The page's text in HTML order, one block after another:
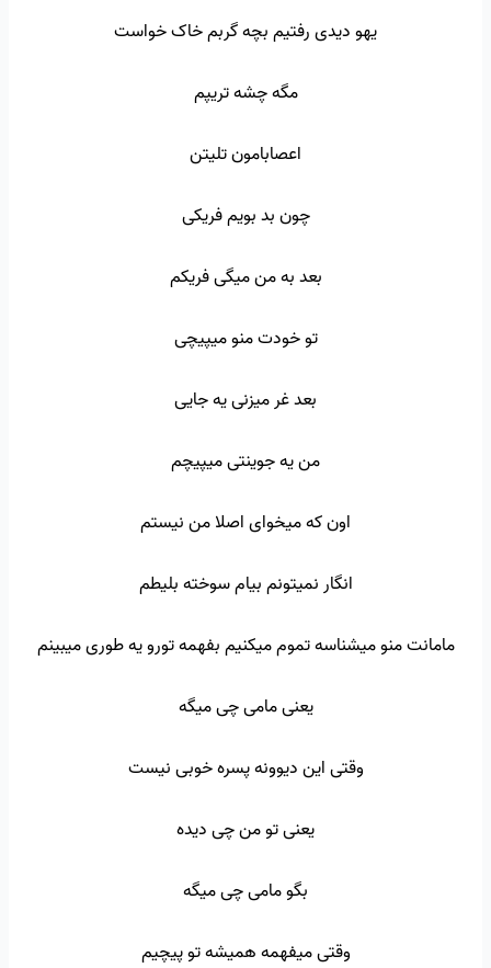
یهو دیدی رفتیم بچه گربم خاک خواست
مگه چشه تریپم
اعصابامون تلیتن
چون بد بویم فریکی
بعد به من میگی فریکم
تو خودت منو میپیچی
بعد غر میزنی یه جایی
من یه جوینتی میپیچم
اون که میخوای اصلا من نیستم
انگار نمیتونم بیام سوخته بلیطم
مامانت منو میشناسه تموم میکنیم بفهمه تورو یه طوری میبینم
یعنی مامی چی میگه
وقتی این دیوونه پسره خوبی نیست
یعنی تو من چی دیده
بگو مامی چی میگه
وقتی میفهمه همیشه تو پیچیم